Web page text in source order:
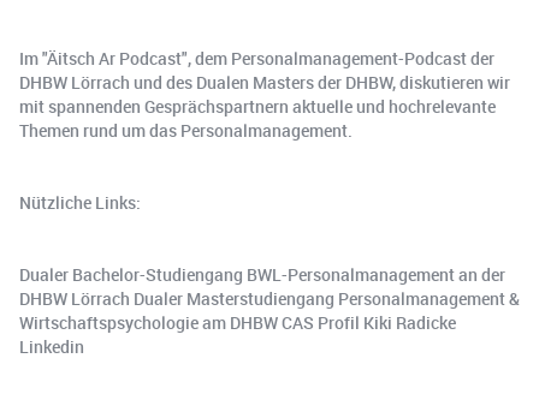
Im "Äitsch Ar Podcast", dem Personalmanagement-Podcast der
DHBW Lörrach und des Dualen Masters der DHBW, diskutieren wir
mit spannenden Gesprächspartnern aktuelle und hochrelevante
Themen rund um das Personalmanagement.
Nützliche Links:
Dualer Bachelor-Studiengang BWL-Personalmanagement an der
DHBW Lörrach Dualer Masterstudiengang Personalmanagement &
Wirtschaftspsychologie am DHBW CAS Profil Kiki Radicke
Linkedin